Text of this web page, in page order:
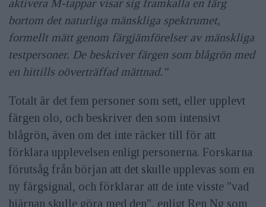
aktivera M-tappar visar sig framkalla en färg
bortom det naturliga mänskliga spektrumet,
formellt mätt genom färgjämförelser av mänskliga
testpersoner. De beskriver färgen som blågrön med
en hittills oöverträffad mättnad."
Totalt är det fem personer som sett, eller upplevt
färgen olo, och beskriver den som intensivt
blågrön, även om det inte räcker till för att
förklara upplevelsen enligt personerna. Forskarna
förutsåg från början att det skulle upplevas som en
ny färgsignal, och förklarar att de inte visste "vad
hjärnan skulle göra med den", enligt Ren Ng som